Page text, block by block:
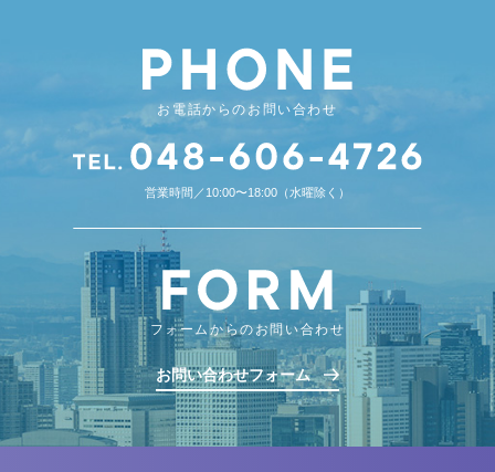
お電話からのお問い合わせ
営業時間／10:00〜18:00（水曜除く）
フォームからのお問い合わせ
お問い合わせフォーム